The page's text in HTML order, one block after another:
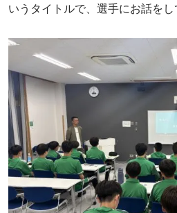
いうタイトルで、選手にお話をし